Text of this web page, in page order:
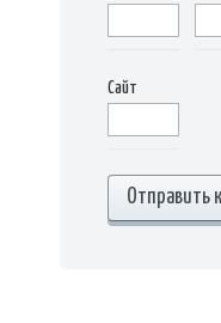
Сайт